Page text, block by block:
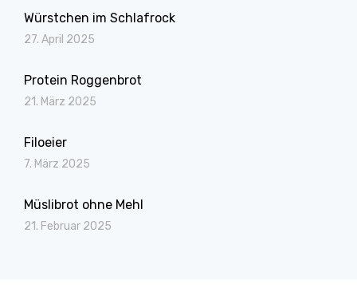
Würstchen im Schlafrock
27. April 2025
Protein Roggenbrot
21. März 2025
Filoeier
7. März 2025
Müslibrot ohne Mehl
21. Februar 2025